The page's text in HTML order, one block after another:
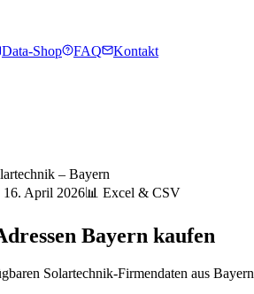
Data-Shop FAQ
Kontakt
– Bayern
16. April 2026📊 Excel & CSV
Bayern kaufen
Solartechnik-Firmendaten aus Bayern